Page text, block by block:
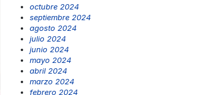
octubre 2024
septiembre 2024
agosto 2024
julio 2024
junio 2024
mayo 2024
abril 2024
marzo 2024
febrero 2024